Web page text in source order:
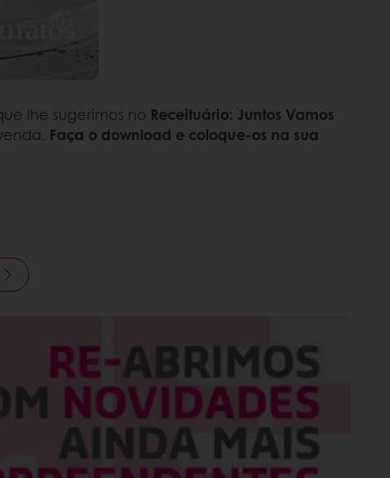
lhe sugerimos no Receituário: Juntos Vamos
Faça o download e coloque-os na sua